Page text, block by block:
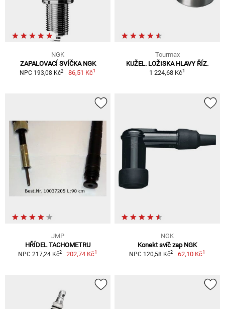
NGK
ZAPALOVACÍ SVÍČKA NGK
NPC 193,08 Kč2 86,51 Kč1
Tourmax
KUŽEL. LOŽISKA HLAVY ŘÍZ.
1 224,68 Kč1
JMP
HŘÍDEL TACHOMETRU
NPC 217,24 Kč2 202,74 Kč1
NGK
Konekt svíč zap NGK
NPC 120,58 Kč2 62,10 Kč1